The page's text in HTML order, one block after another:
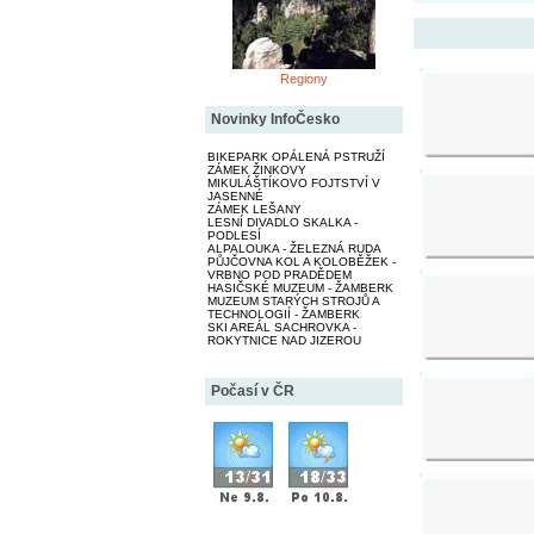
Regiony
Novinky InfoČesko
BIKEPARK OPÁLENÁ PSTRUŽÍ
ZÁMEK ŽINKOVY
MIKULÁŠTÍKOVO FOJTSTVÍ V
JASENNÉ
ZÁMEK LEŠANY
LESNÍ DIVADLO SKALKA -
PODLESÍ
ALPALOUKA - ŽELEZNÁ RUDA
PŮJČOVNA KOL A KOLOBĚŽEK -
VRBNO POD PRADĚDEM
HASIČSKÉ MUZEUM - ŽAMBERK
MUZEUM STARÝCH STROJŮ A
TECHNOLOGIÍ - ŽAMBERK
SKI AREÁL SACHROVKA -
ROKYTNICE NAD JIZEROU
Počasí v ČR